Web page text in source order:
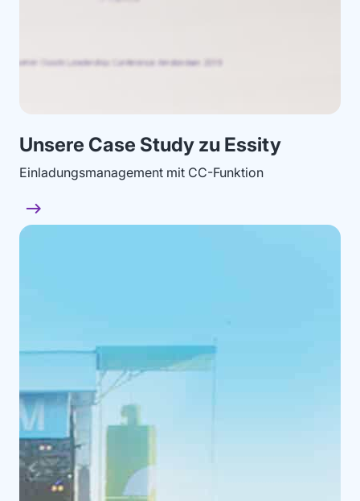
Unsere Case Study zu Essity
Einladungsmanagement mit CC-Funktion